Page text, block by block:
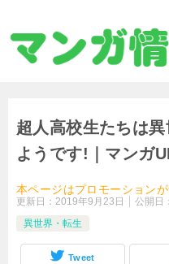
超人高校生たちは
ようです!｜マンガ
本ページはプロモーション
更新日： 2019年9月23日 公開日：
異世界・転生
Tweet